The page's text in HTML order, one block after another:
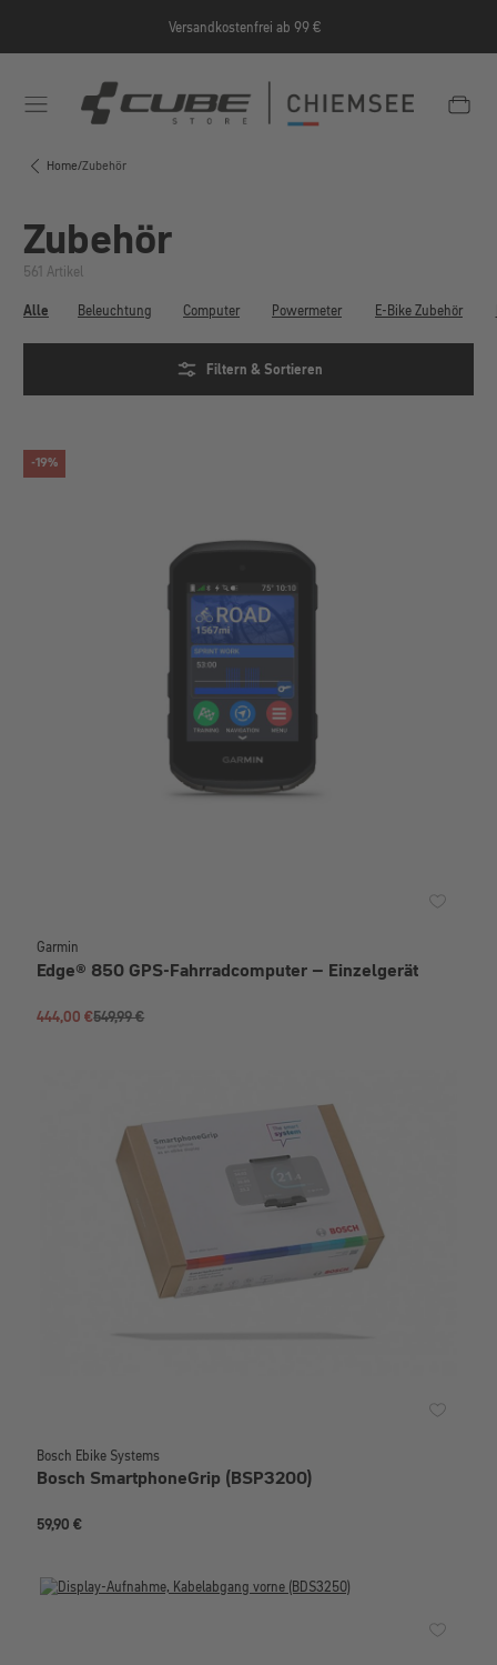
Versandkostenfrei ab 99 €
Home/Zubehör
Zubehör
561 Artikel
Alle Beleuchtung Computer Powermeter E-Bike Zubehör
Filtern & Sortieren
RABATT
-19%
Garmin
Edge® 850 GPS-Fahrradcomputer – Einzelgerät
444,00 €549,99 €
Bosch Ebike Systems
Bosch SmartphoneGrip (BSP3200)
59,90 €